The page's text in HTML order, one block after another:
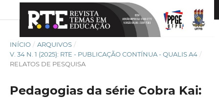
INÍCIO / ARQUIVOS /
V. 34 N. 1 (2025): RTE - PUBLICAÇÃO CONTÍNUA - QUALIS A4 /
RELATOS DE PESQUISA
Pedagogias da série Cobra Kai: